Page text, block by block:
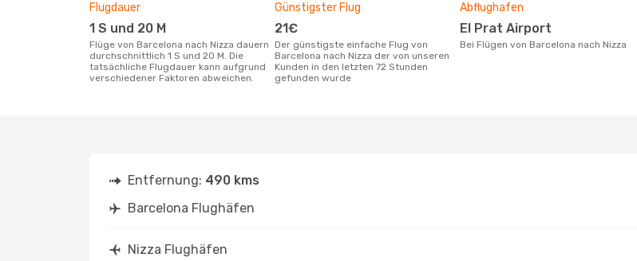
Flugdauer
1 S und 20 M
Flüge von Barcelona nach Nizza dauern
durchschnittlich 1 S und 20 M. Die
tatsächliche Flugdauer kann aufgrund
verschiedener Faktoren abweichen.
Günstigster Flug
21€
Der günstigste einfache Flug von
Barcelona nach Nizza der von unseren
Kunden in den letzten 72 Stunden
gefunden wurde
Abflughafen
El Prat Airport
Bei Flügen von Barcelona nach Nizza
Entfernung: 490 kms
Barcelona Flughäfen
Nizza Flughäfen